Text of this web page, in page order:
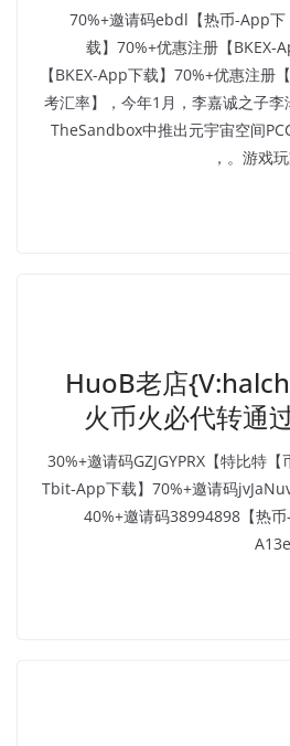
【唯客WEEX-App下载】70%+邀请码ebdl【热币-App下
载】70%+优惠注册【BKEX-
【BKEX-App下载】70%+优惠注册
考汇率】，今年1月，李嘉诚之子
TheSandbox中推出元宇宙空间
游戏玩
HuoB老店
火币火必代转通
【币安binance-App下载】30%+邀请码GZJGYPRX【特比特
Tbit-App下载】70%+邀请码
40%+邀请码38994898【热